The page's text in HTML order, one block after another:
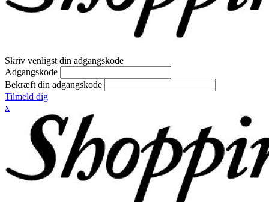
Skriv venligst din adgangskode
Adgangskode
Bekræft din adgangskode
Tilmeld dig
x